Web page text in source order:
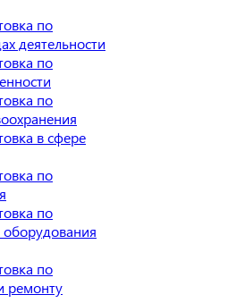
по
деятельности
по
по
в сфере
по
по
по
ремонту